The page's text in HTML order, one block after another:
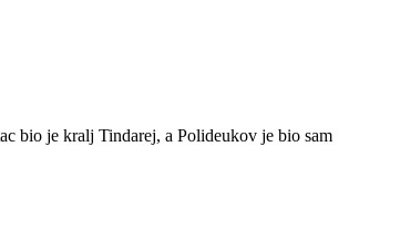
bio je kralj Tindarej, a Polideukov je bio sam